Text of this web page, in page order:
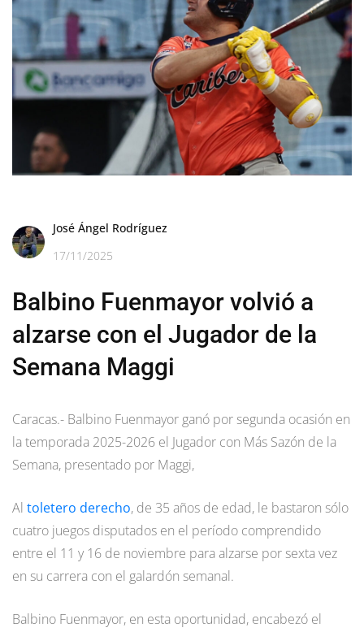
José Ángel Rodríguez
17/11/2025
Balbino Fuenmayor volvió a
alzarse con el Jugador de la
Semana Maggi
Caracas.- Balbino Fuenmayor ganó por segunda ocasión en
la temporada 2025-2026 el Jugador con Más Sazón de la
Semana, presentado por Maggi,
Al toletero derecho, de 35 años de edad, le bastaron sólo
cuatro juegos disputados en el período comprendido
entre el 11 y 16 de noviembre para alzarse por sexta vez
en su carrera con el galardón semanal.
Balbino Fuenmayor, en esta oportunidad, encabezó el